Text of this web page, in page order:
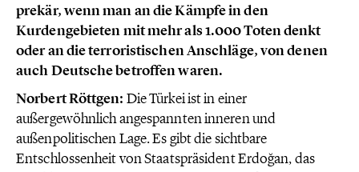
prekär, wenn man an die Kämpfe in den
Kurdengebieten mit mehr als 1.000 Toten denkt
oder an die terroristischen Anschläge, von denen
auch Deutsche betroffen waren.
Norbert Röttgen: Die Türkei ist in einer
außergewöhnlich angespannten inneren und
außenpolitischen Lage. Es gibt die sichtbare
Entschlossenheit von Staatspräsident Erdoğan, das